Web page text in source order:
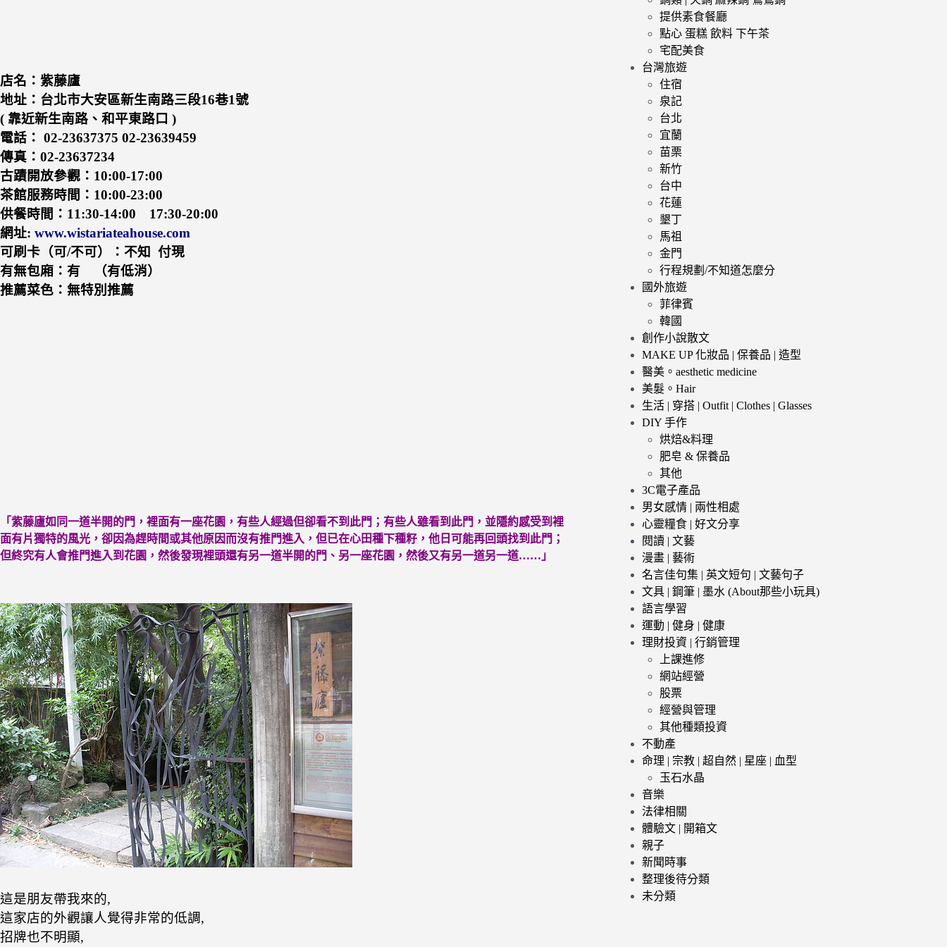
店名：紫藤廬
地址：台北市大安區新生南路三段16巷1號
( 靠近新生南路、和平東路口 )
電話： 02-23637375 02-23639459
傳真：02-23637234
古蹟開放參觀：10:00-17:00
茶館服務時間：10:00-23:00
供餐時間：11:30-14:00 17:30-20:00
網址: www.wistariateahouse.com
可刷卡（可/不可）：不知 付現
有無包廂：有 （有低消）
推薦菜色：無特別推薦
「紫藤廬如同一道半開的門，裡面有一座花園，有些人經過但卻看不到此門；有些人雖看到此門，並隱約感受到裡
面有片獨特的風光，卻因為趕時間或其他原因而沒有推門進入，但已在心田種下種籽，他日可能再回頭找到此門；
但終究有人會推門進入到花園，然後發現裡頭還有另一道半開的門、另一座花園，然後又有另一道另一道……」
這是朋友帶我來的,
這家店的外觀讓人覺得非常的低調,
招牌也不明顯,
提供素食餐廳
點心 蛋糕 飲料 下午茶
宅配美食
台灣旅遊
住宿
泉記
台北
宜蘭
苗栗
新竹
台中
花蓮
墾丁
馬祖
金門
行程規劃/不知道怎麼分
國外旅遊
菲律賓
韓國
創作小說散文
MAKE UP 化妝品 | 保養品 | 造型
醫美。aesthetic medicine
美髮。Hair
生活 | 穿搭 | Outfit | Clothes | Glasses
DIY 手作
烘焙&料理
肥皂 & 保養品
其他
3C電子產品
男女感情 | 兩性相處
心靈糧食 | 好文分享
閱讀 | 文藝
漫畫 | 藝術
名言佳句集 | 英文短句 | 文藝句子
文具 | 鋼筆 | 墨水 (About那些小玩具)
語言學習
運動 | 健身 | 健康
理財投資 | 行銷管理
上課進修
網站經營
股票
經營與管理
其他種類投資
不動產
命理 | 宗教 | 超自然 | 星座 | 血型
玉石水晶
音樂
法律相關
體驗文 | 開箱文
親子
新聞時事
整理後待分類
未分類